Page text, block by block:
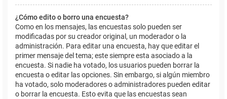
¿Cómo edito o borro una encuesta?
Como en los mensajes, las encuestas solo pueden ser
modificadas por su creador original, un moderador o la
administración. Para editar una encuesta, hay que editar el
primer mensaje del tema; este siempre esta asociado a la
encuesta. Si nadie ha votado, los usuarios pueden borrar la
encuesta o editar las opciones. Sin embargo, si algún miembro
ha votado, solo moderadores o administradores pueden editar
o borrar la encuesta. Esto evita que las encuestas sean